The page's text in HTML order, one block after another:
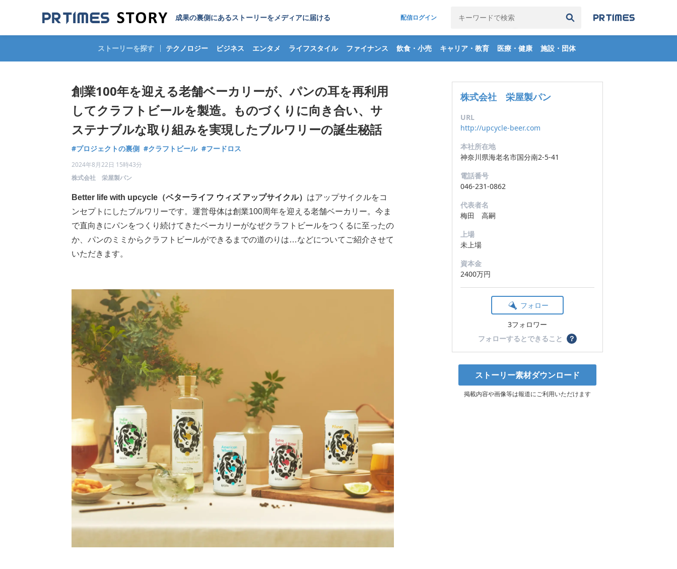
成果の裏側にあるストーリーをメディアに届ける 配信ログイン
検索履歴 全て削除
ストーリーを探す テクノロジー ビジネス エンタメ ライフスタイル ファイナンス 飲食・小売 キャリア・教育 医療・健康 施設・団体
創業100年を迎える老舗ベーカリーが、パンの耳を再利用
してクラフトビールを製造。ものづくりに向き合い、サ
ステナブルな取り組みを実現したブルワリーの誕生秘話
#プロジェクトの裏側 #クラフトビール #フードロス
2024年8月22日 15時43分
株式会社 栄屋製パン
Better life with upcycle（ベターライフ ウィズ アップサイクル） はアップサイクルをコ
ンセプトにしたブルワリーです。運営母体は創業100周年を迎える老舗ベーカリー。今ま
で直向きにパンをつくり続けてきたベーカリーがなぜクラフトビールをつくるに至ったの
か、パンのミミからクラフトビールができるまでの道のりは…などについてご紹介させて
いただきます。
株式会社 栄屋製パン
URL
http://upcycle-beer.com
本社所在地
神奈川県海老名市国分南2-5-41
電話番号
046-231-0862
代表者名
梅田 高嗣
上場
未上場
資本金
2400万円
フォロー
3フォロワー
フォローするとできること
？
ストーリー素材ダウンロード
掲載内容や画像等は報道にご利用いただけます